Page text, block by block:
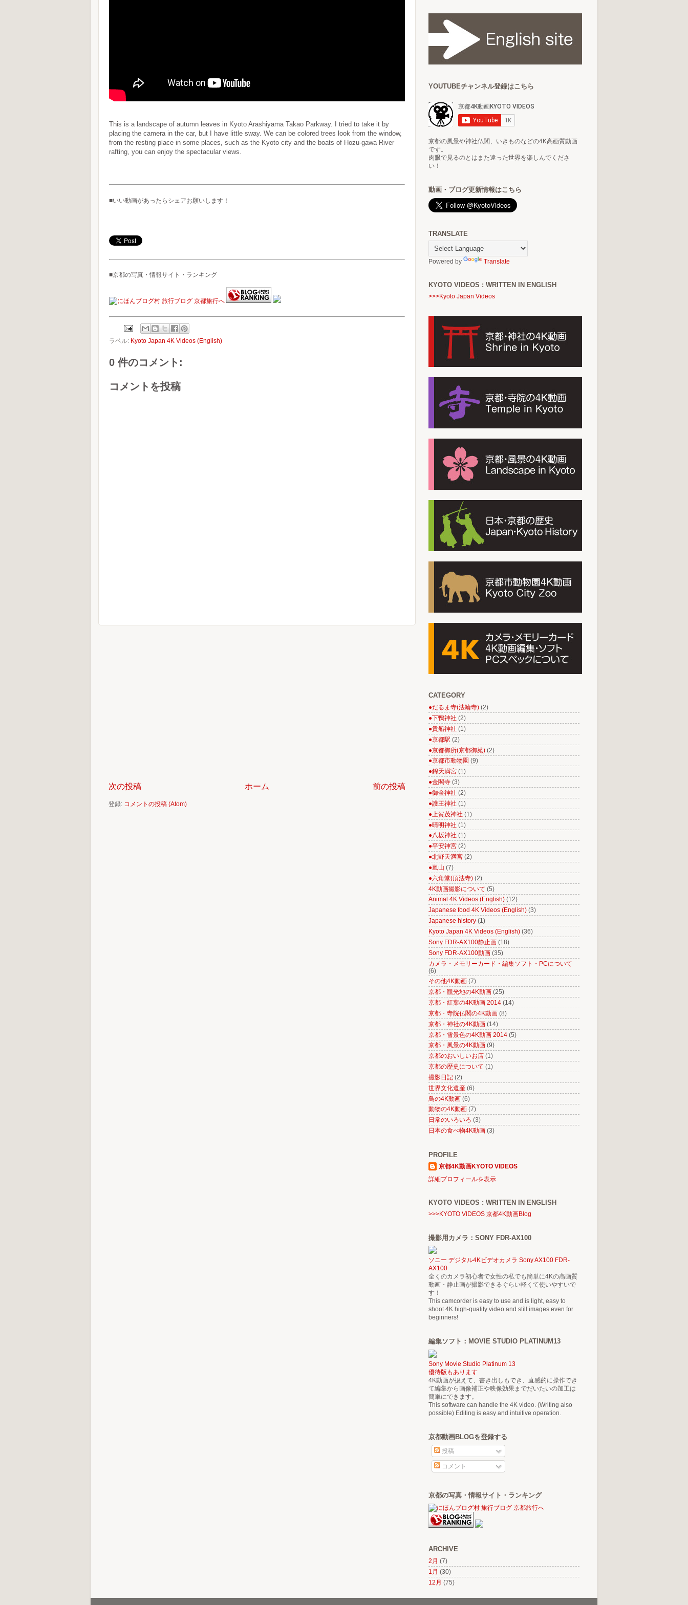
This is a landscape of autumn leaves in Kyoto Arashiyama Takao Parkway. I tried to take it by
placing the camera in the car, but I have little sway. We can be colored trees look from the window,
from the resting place in some places, such as the Kyoto city and the boats of Hozu-gawa River
rafting, you can enjoy the spectacular views.
■いい動画があったらシェアお願いします！
■京都の写真・情報サイト・ランキング
ラベル: Kyoto Japan 4K Videos (English)
0 件のコメント:
コメントを投稿
次の投稿 前の投稿
ホーム
登録: コメントの投稿 (Atom)
YOUTUBEチャンネル登録はこちら
京都の風景や神社仏閣、いきものなどの4K高画質動画
です。
肉眼で見るのとはまた違った世界を楽しんでくださ
い！
動画・ブログ更新情報はこちら
TRANSLATE
Powered by Translate
KYOTO VIDEOS : WRITTEN IN ENGLISH
>>>Kyoto Japan Videos
CATEGORY
●だるま寺(法輪寺) (2)
●下鴨神社 (2)
●貴船神社 (1)
●京都駅 (2)
●京都御所(京都御苑) (2)
●京都市動物園 (9)
●錦天満宮 (1)
●金閣寺 (3)
●御金神社 (2)
●護王神社 (1)
●上賀茂神社 (1)
●晴明神社 (1)
●八坂神社 (1)
●平安神宮 (2)
●北野天満宮 (2)
●嵐山 (7)
●六角堂(頂法寺) (2)
4K動画撮影について (5)
Animal 4K Videos (English) (12)
Japanese food 4K Videos (English) (3)
Japanese history (1)
Kyoto Japan 4K Videos (English) (36)
Sony FDR-AX100静止画 (18)
Sony FDR-AX100動画 (35)
カメラ・メモリーカード・編集ソフト・PCについて
(6)
その他4K動画 (7)
京都・観光地の4K動画 (25)
京都・紅葉の4K動画 2014 (14)
京都・寺院仏閣の4K動画 (8)
京都・神社の4K動画 (14)
京都・雪景色の4K動画 2014 (5)
京都・風景の4K動画 (9)
京都のおいしいお店 (1)
京都の歴史について (1)
撮影日記 (2)
世界文化遺産 (6)
鳥の4K動画 (6)
動物の4K動画 (7)
日常のいろいろ (3)
日本の食べ物4K動画 (3)
PROFILE
京都4K動画KYOTO VIDEOS
詳細プロフィールを表示
KYOTO VIDEOS : WRITTEN IN ENGLISH
>>>KYOTO VIDEOS 京都4K動画Blog
撮影用カメラ：SONY FDR-AX100
ソニー デジタル4Kビデオカメラ Sony AX100 FDR-
AX100
全くのカメラ初心者で女性の私でも簡単に4Kの高画質
動画・静止画が撮影できるぐらい軽くて使いやすいで
す！
This camcorder is easy to use and is light, easy to
shoot 4K high-quality video and still images even for
beginners!
編集ソフト：MOVIE STUDIO PLATINUM13
Sony Movie Studio Platinum 13
優待版もあります
4K動画が扱えて、書き出しもでき、直感的に操作でき
て編集から画像補正や映像効果までだいたいの加工は
簡単にできます。
This software can handle the 4K video. (Writing also
possible) Editing is easy and intuitive operation.
京都動画BLOGを登録する
投稿
コメント
京都の写真・情報サイト・ランキング
ARCHIVE
2月 (7)
1月 (30)
12月 (75)